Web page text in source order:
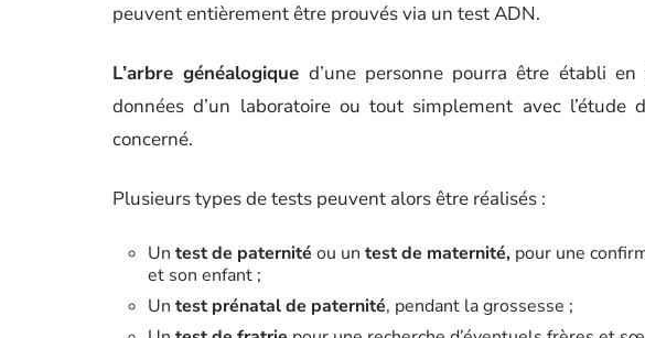
peuvent entièrement être prouvés via un test ADN.
L’arbre généalogique d’une personne pourra être établi
données d’un laboratoire ou tout simplement avec l’étude
concerné.
Plusieurs types de tests peuvent alors être réalisés :
Un test de paternité ou un test de maternité, pour une
et son enfant ;
Un test prénatal de paternité, pendant la grossesse ;